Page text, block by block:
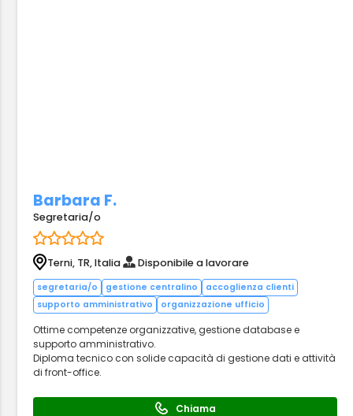
Barbara F.
Segretaria/o
Terni, TR, Italia Disponibile a lavorare
segretaria/o gestione centralino
accoglienza clienti
supporto amministrativo
organizzazione ufficio
Ottime competenze organizzative, gestione database e
supporto amministrativo.
Diploma tecnico con solide capacità di gestione dati e attività
di front-office.
Chiama